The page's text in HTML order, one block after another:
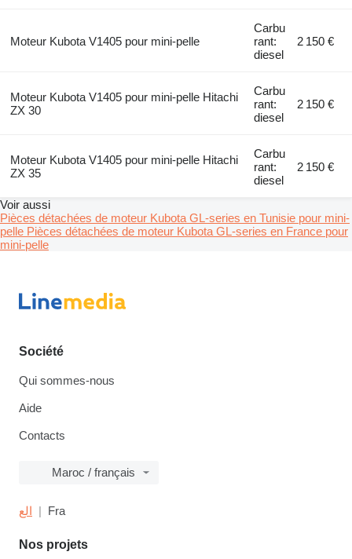
Moteur Kubota V1405 pour mini-pelle
Carbu
rant:
diesel
2 150 €
Moteur Kubota V1405 pour mini-pelle Hitachi
ZX 30
Carbu
rant:
diesel
2 150 €
Moteur Kubota V1405 pour mini-pelle Hitachi
ZX 35
Carbu
rant:
diesel
2 150 €
Voir aussi
Pièces détachées de moteur Kubota GL-series en Tunisie pour mini-
pelle Pièces détachées de moteur Kubota GL-series en France pour
mini-pelle
Société
Qui sommes-nous
Aide
Contacts
Maroc / français
الع Fra
Nos projets